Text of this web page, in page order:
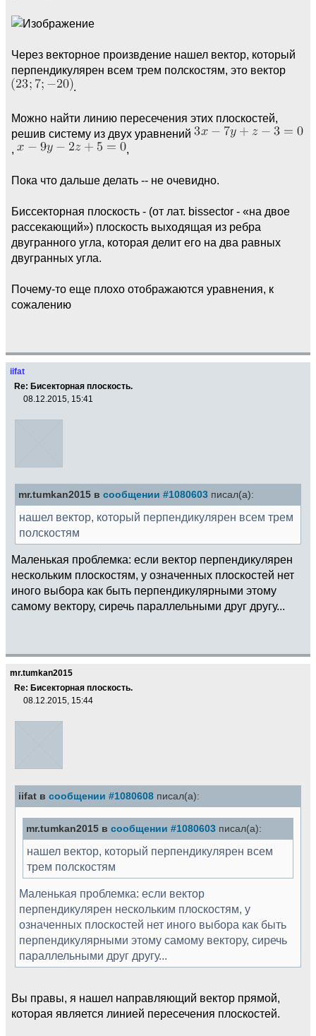
Через векторное произвдение нашел вектор, который
перпендикулярен всем трем полскостям, это вектор
.
Можно найти линию пересечения этих плоскостей,
решив систему из двух уравнений
,
,
Пока что дальше делать -- не очевидно.
Биссекторная плоскость - (от лат. bissector - «на двое
рассекающий») плоскость выходящая из ребра
двугранного угла, которая делит его на два равных
двугранных угла.
Почему-то еще плохо отображаются уравнения, к
сожалению
iifat
Re: Бисекторная плоскость.
08.12.2015, 15:41
mr.tumkan2015 в сообщении #1080603 писал(а):
нашел вектор, который перпендикулярен всем трем
полскостям
Маленькая проблемка: если вектор перпендикулярен
нескольким плоскостям, у означенных плоскостей нет
иного выбора как быть перпендикулярными этому
самому вектору, сиречь параллельными друг другу...
mr.tumkan2015
Re: Бисекторная плоскость.
08.12.2015, 15:44
iifat в сообщении #1080608 писал(а):
mr.tumkan2015 в сообщении #1080603 писал(а):
нашел вектор, который перпендикулярен всем
трем полскостям
Маленькая проблемка: если вектор
перпендикулярен нескольким плоскостям, у
означенных плоскостей нет иного выбора как быть
перпендикулярными этому самому вектору, сиречь
параллельными друг другу...
Вы правы, я нашел направляющий вектор прямой,
которая является линией пересечения плоскостей.